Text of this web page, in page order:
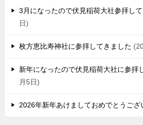
3月になったので伏見稲荷大社参拝し
日
枚方恵比寿神社に参拝してきました
新年になったので伏見稲荷大社に参拝
月5日
2026年新年あけましておめでとうござ